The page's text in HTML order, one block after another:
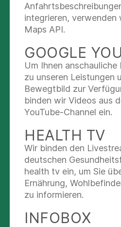
Route planen
(0 40) 18 18-83 70
Nachricht schreiben
UNSERE
20
AUG
integrieren, verwenden
Maps API.
GOOGLE
Um Ihnen
zu unseren Leistungen
Bewegtbild zur
binden wir Videos aus
YouTube-Channel ein.
HEALTH TV
Wir binden den
deutschen
health tv ein, um Sie
Ernährung,
zu informieren.
INFOBOX